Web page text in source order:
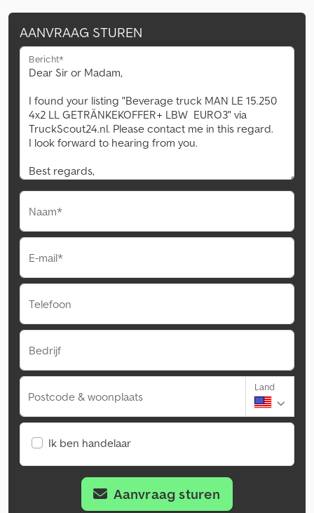
AANVRAAG STUREN
Bericht*
Naam*
E-mail*
Telefoon
Bedrijf
Postcode & woonplaats
Land
Ik ben handelaar
Aanvraag sturen